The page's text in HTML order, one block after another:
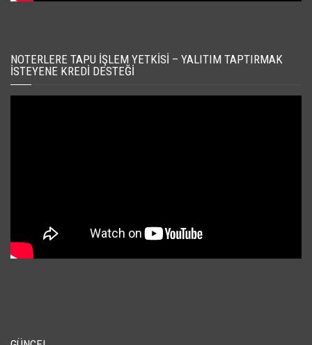
NOTERLERE TAPU İŞLEM YETKISI – YALITIM TAPTIRMAK
İSTEYENE KREDI DESTEĞI